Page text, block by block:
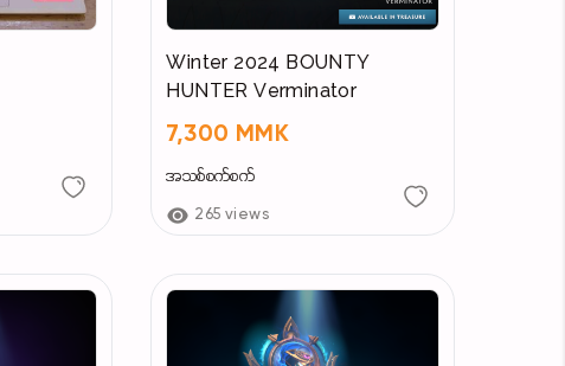
Winter 2024 BOUNTY
HUNTER Verminator
7,300 MMK
အသစ်စက်စက်
265 views